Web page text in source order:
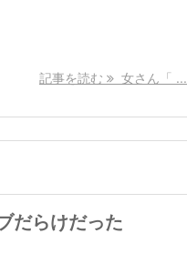
記事を読む 女さん「 ...
だらけだった